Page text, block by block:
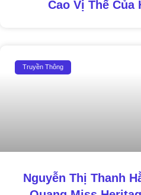
Cao Vị Thế Của
Truyền Thông
Nguyễn Thị Thanh